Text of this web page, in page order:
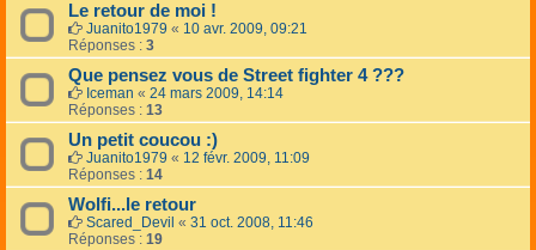
Le retour de moi !
Juanito1979 « 10 avr. 2009, 09:21
Réponses : 3
Que pensez vous de Street fighter 4 ???
Iceman « 24 mars 2009, 14:14
Réponses : 13
Un petit coucou :)
Juanito1979 « 12 févr. 2009, 11:09
Réponses : 14
Wolfi...le retour
Scared_Devil « 31 oct. 2008, 11:46
Réponses : 19